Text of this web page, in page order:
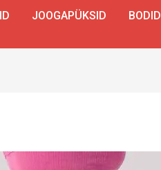
JOOGAPÜKSID BODID